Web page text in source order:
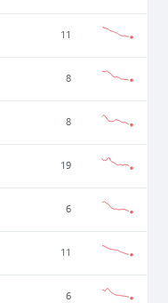
11
8
8
19
6
11
6